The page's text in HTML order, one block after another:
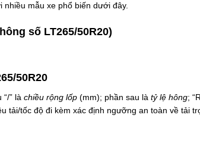
nhiều mẫu xe phổ biến dưới đây.
số LT265/50R20)
50R20
” là chiều rộng lốp (mm); phần sau là tỷ lệ hông;
tải/tốc độ đi kèm xác định ngưỡng an toàn về tải